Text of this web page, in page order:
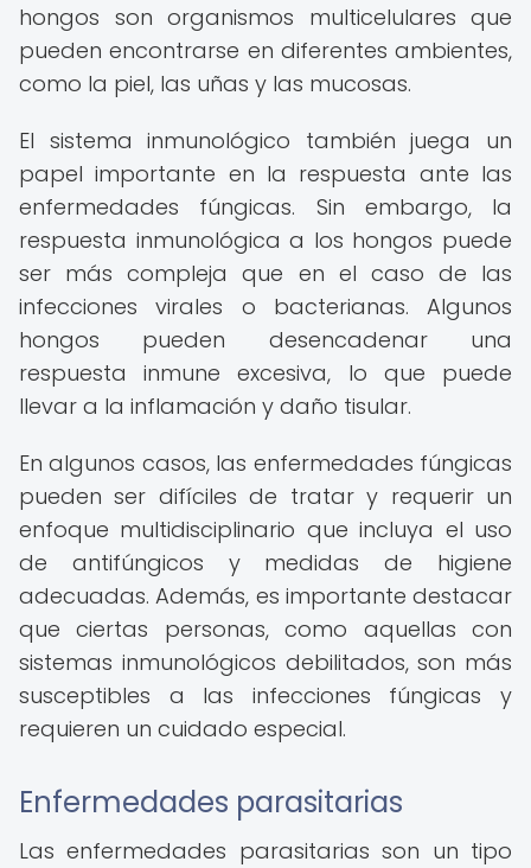
hongos son organismos multicelulares que
pueden encontrarse en diferentes ambientes,
como la piel, las uñas y las mucosas.
El sistema inmunológico también juega un
papel importante en la respuesta ante las
enfermedades fúngicas. Sin embargo, la
respuesta inmunológica a los hongos puede
ser más compleja que en el caso de las
infecciones virales o bacterianas. Algunos
hongos pueden desencadenar una
respuesta inmune excesiva, lo que puede
llevar a la inflamación y daño tisular.
En algunos casos, las enfermedades fúngicas
pueden ser difíciles de tratar y requerir un
enfoque multidisciplinario que incluya el uso
de antifúngicos y medidas de higiene
adecuadas. Además, es importante destacar
que ciertas personas, como aquellas con
sistemas inmunológicos debilitados, son más
susceptibles a las infecciones fúngicas y
requieren un cuidado especial.
Enfermedades parasitarias
Las enfermedades parasitarias son un tipo